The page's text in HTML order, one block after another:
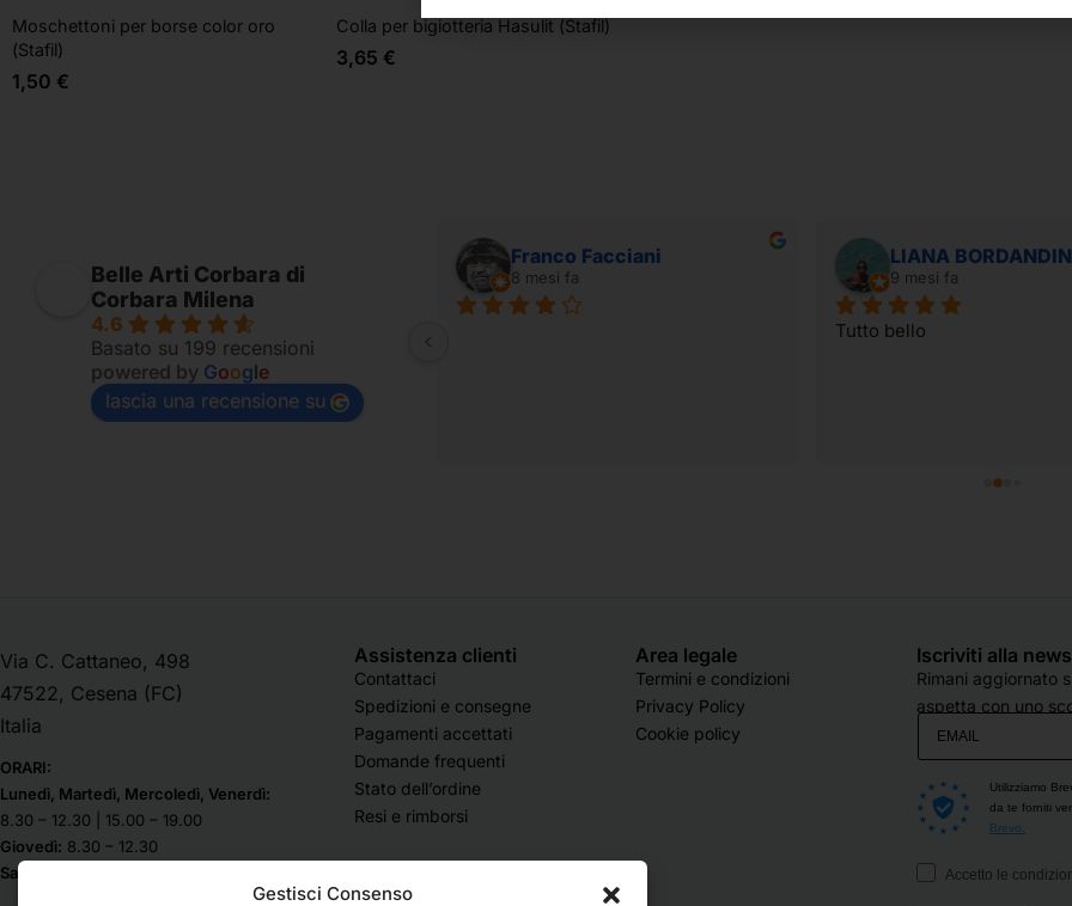
Gestisci Consenso
Moschettoni per borse color oro
(Stafil)
1,50 €
Colla per bigiotteria Hasulit (Stafil)
3,65 €
Belle Arti Corbara di
Corbara Milena
4.6
Basato su 199 recensioni
powered by Google
lascia una recensione su
7 mesi fa
Fornito per appassionati
Franco Facciani
8 mesi fa
LIANA
9 mesi fa
Tutto bello
Via C. Cattaneo, 498
47522, Cesena (FC)
Italia
ORARI:
Lunedì, Martedì, Mercoledì, Venerdì:
8.30 – 12.30 | 15.00 – 19.00
Giovedì: 8.30 – 12.30
Sabato & Domenica chiuso
Assistenza clienti
Contattaci
Spedizioni e consegne
Pagamenti accettati
Domande frequenti
Stato dell’ordine
Resi e rimborsi
Area legale
Termini e condizioni
Privacy Policy
Cookie policy
Iscriviti alla
Rimani aggiornato
aspetta con uno
Utilizziamo
da te forniti
Brevo.
Accetto le